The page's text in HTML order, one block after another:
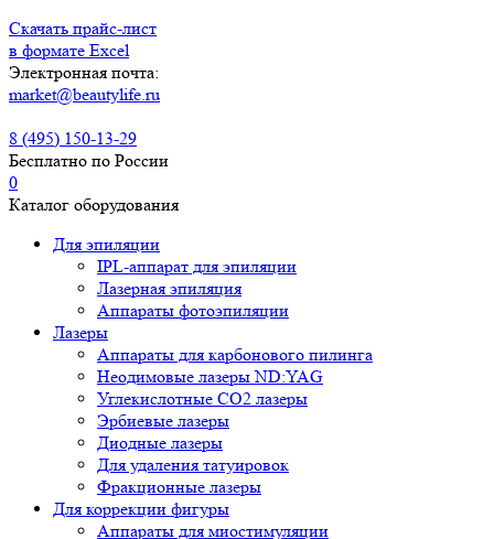
Скачать прайс-лист
в формате Excel
Электронная почта:
market@beautylife.ru
8 (495) 150-13-29
Бесплатно по России
0
Каталог оборудования
Для эпиляции
IPL-аппарат для эпиляции
Лазерная эпиляция
Аппараты фотоэпиляции
Лазеры
Аппараты для карбонового пилинга
Неодимовые лазеры ND:YAG
Углекислотные СО2 лазеры
Эрбиевые лазеры
Диодные лазеры
Для удаления татуировок
Фракционные лазеры
Для коррекции фигуры
Аппараты для миостимуляции